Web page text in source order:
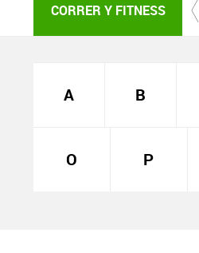
CORRER Y FITNESS
A B
O P